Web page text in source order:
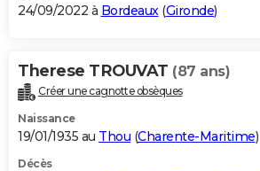
24/09/2022 à Bordeaux(Gironde)
Therese TROUVAT (87 ans)
Créer une cagnotte obsèques
Naissance
19/01/1935 au Thou (Charente-Maritime)
Décès